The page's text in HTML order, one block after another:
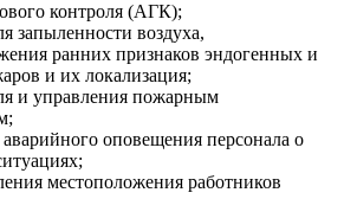
контроля (АГК);
запыленности воздуха,
ранних признаков эндогенных и
и их локализация;
и управления пожарным
аварийного оповещения персонала о
местоположения работников